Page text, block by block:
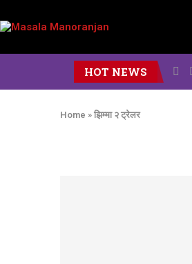
HOT NEWS
Home » झिम्मा २ ट्रेलर